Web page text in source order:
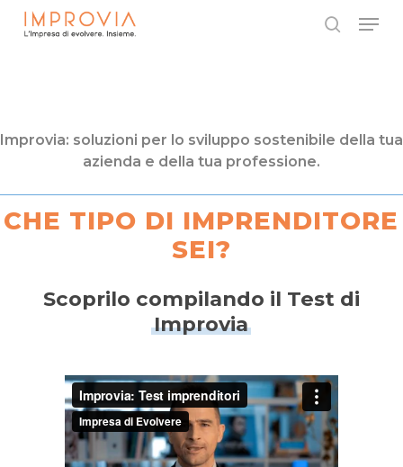
Skip
Menu
Improvia: soluzioni per lo sviluppo sostenibile della tua
azienda e della tua professione.
CHE TIPO DI IMPRENDITORE
SEI?
Scoprilo compilando il Test di
Improvia